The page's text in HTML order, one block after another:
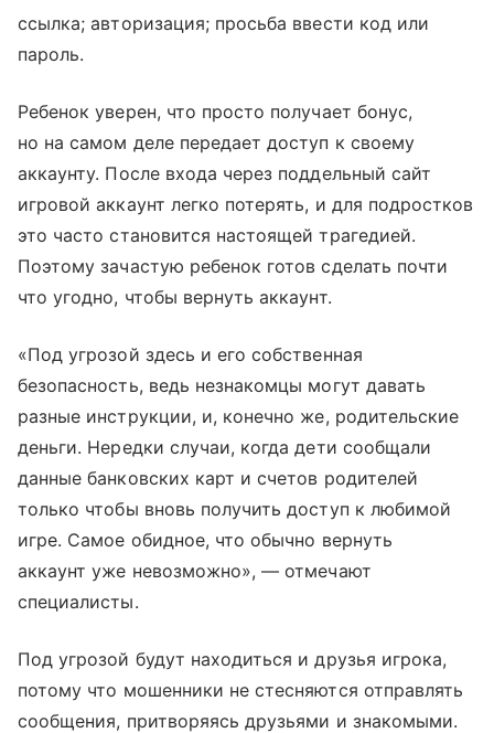
ссылка; авторизация; просьба ввести код или
пароль.
Ребенок уверен, что просто получает бонус,
но на самом деле передает доступ к своему
аккаунту. После входа через поддельный сайт
игровой аккаунт легко потерять, и для подростков
это часто становится настоящей трагедией.
Поэтому зачастую ребенок готов сделать почти
что угодно, чтобы вернуть аккаунт.
«Под угрозой здесь и его собственная
безопасность, ведь незнакомцы могут давать
разные инструкции, и, конечно же, родительские
деньги. Нередки случаи, когда дети сообщали
данные банковских карт и счетов родителей
только чтобы вновь получить доступ к любимой
игре. Самое обидное, что обычно вернуть
аккаунт уже невозможно», — отмечают
специалисты.
Под угрозой будут находиться и друзья игрока,
потому что мошенники не стесняются отправлять
сообщения, притворяясь друзьями и знакомыми.